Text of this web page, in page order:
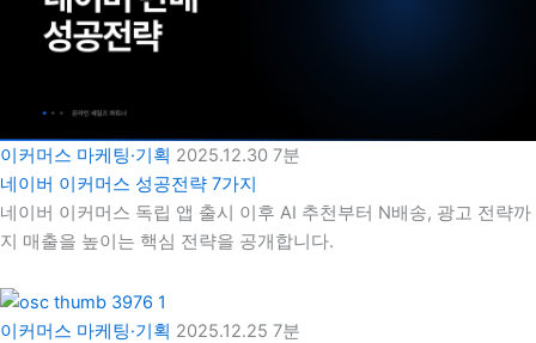
이커머스 마케팅·기획 2025.12.30 7분
네이버 이커머스 성공전략 7가지
네이버 이커머스 독립 앱 출시 이후 AI 추천부터 N배송, 광고 전략까
지 매출을 높이는 핵심 전략을 공개합니다.
이커머스 마케팅·기획 2025.12.25 7분